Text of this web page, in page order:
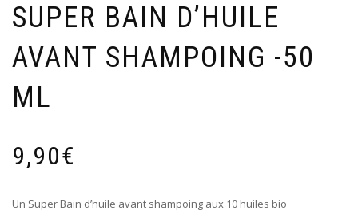
SUPER BAIN D’HUILE
AVANT SHAMPOING -50
ML
9,90€
Un Super Bain d’huile avant shampoing aux 10 huiles bio